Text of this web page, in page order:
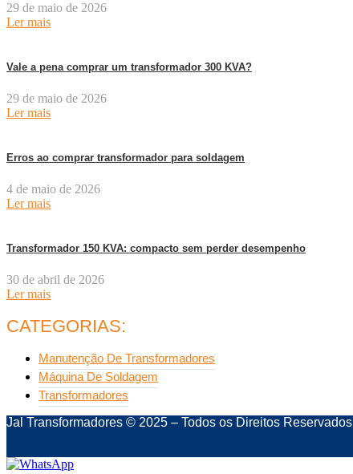
29 de maio de 2026
Ler mais
Vale a pena comprar um transformador 300 KVA?
29 de maio de 2026
Ler mais
Erros ao comprar transformador para soldagem
4 de maio de 2026
Ler mais
Transformador 150 KVA: compacto sem perder desempenho
30 de abril de 2026
Ler mais
CATEGORIAS:
Manutenção De Transformadores
Máquina De Soldagem
Transformadores
Jal Transformadores © 2025 – Todos os Direitos Reservados